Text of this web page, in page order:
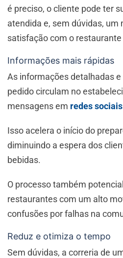
é preciso, o cliente pode ter
atendida e, sem dúvidas, um
satisfação com o restaurante
Informações mais rápidas
As informações detalhadas
pedido circulam no
mensagens em redes
Isso acelera o início do
diminuindo a espera dos
bebidas.
O processo também
restaurantes com um alto
confusões por falhas na
Reduz e otimiza o tempo
Sem dúvidas, a correria de